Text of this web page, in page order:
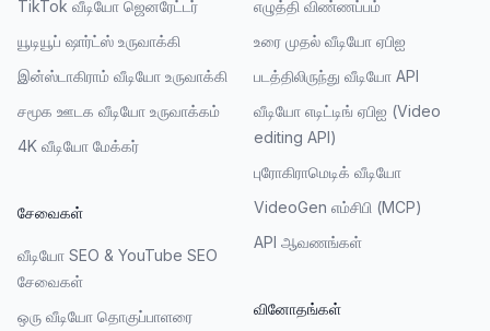
TikTok வீடியோ ஜெனரேட்டர்
யூடியூப் ஷார்ட்ஸ் உருவாக்கி
இன்ஸ்டாகிராம் வீடியோ உருவாக்கி
சமூக ஊடக வீடியோ உருவாக்கம்
4K வீடியோ மேக்கர்
சேவைகள்
வீடியோ SEO & YouTube SEO
சேவைகள்
ஒரு வீடியோ தொகுப்பாளரை
எழுத்தி விண்ணப்பம்
உரை முதல் வீடியோ ஏபிஐ
படத்திலிருந்து வீடியோ API
வீடியோ எடிட்டிங் ஏபிஐ (Video
editing API)
புரோகிராமெடிக் வீடியோ
VideoGen எம்சிபி (MCP)
API ஆவணங்கள்
வினோதங்கள்